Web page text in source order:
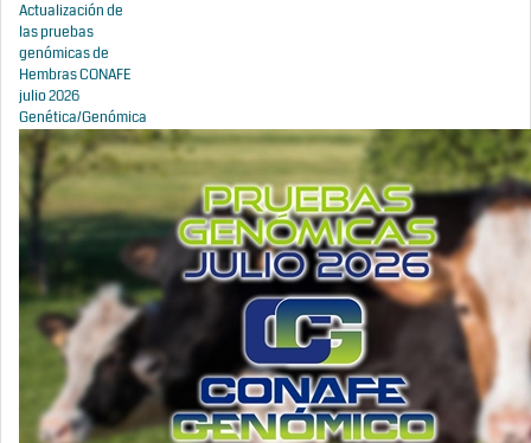
Actualización de
las pruebas
genómicas de
Hembras CONAFE
julio 2026
Genética/Genómica